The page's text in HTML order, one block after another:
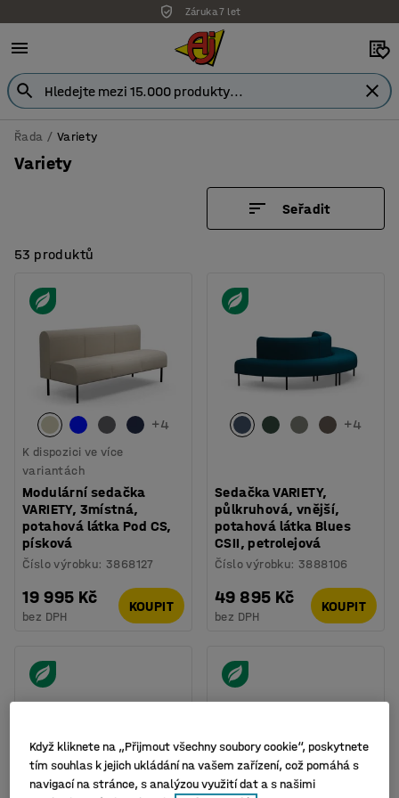
Záruka 7 let
Řada Variety
Variety
Seřadit
53 produktů
+4
K dispozici ve více
variantách
Modulární sedačka
VARIETY, 3místná,
potahová látka Pod CS,
písková
Číslo výrobku:3868127
19 995 Kč
bez DPH
KOUPIT
+4
Sedačka VARIETY,
půlkruhová, vnější,
potahová látka Blues
CSII, petrolejová
Číslo výrobku:3888106
49 895 Kč
bez DPH
KOUPIT
Když kliknete na „Přijmout všechny soubory cookie“, poskytnete
tím souhlas k jejich ukládání na vašem zařízení, což pomáhá s
navigací na stránce, s analýzou využití dat a s našimi